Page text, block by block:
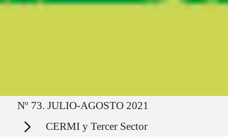
Ruta del sitio
Nº 73. JULIO-AGOSTO 2021
Secciones CERMI y Tercer Sector